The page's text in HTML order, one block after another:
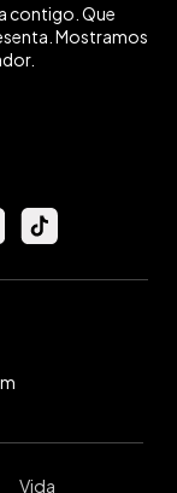
contigo. Que
Mostramos
Vida